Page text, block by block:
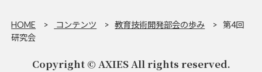
HOME コンテンツ 教育技術開発部会の歩み
第4回
研究会
Copyright © AXIES All rights reserved.